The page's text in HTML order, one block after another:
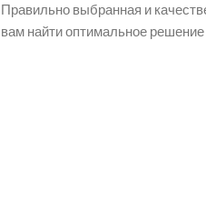
Правильно выбранная и
вам найти оптимальное